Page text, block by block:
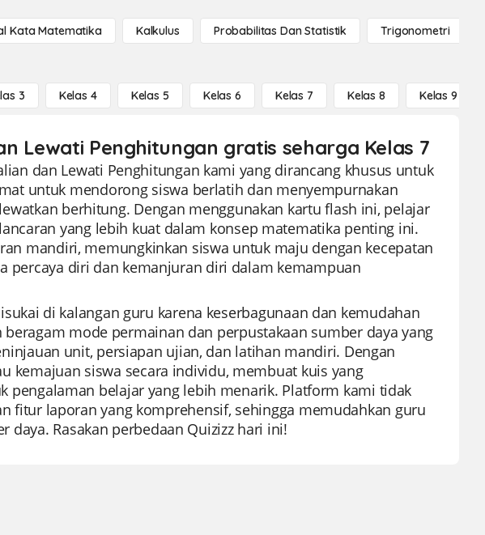
Kata Matematika Kalkulus Probabilitas Dan Statistik Trigonometri
3 Kelas 4 Kelas 5 Kelas 6 Kelas 7 Kelas 8 Kelas 9
Lewati Penghitungan gratis seharga Kelas 7
dan Lewati Penghitungan kami yang dirancang khusus untuk
untuk mendorong siswa berlatih dan menyempurnakan
berhitung. Dengan menggunakan kartu flash ini, pelajar
yang lebih kuat dalam konsep matematika penting ini.
mandiri, memungkinkan siswa untuk maju dengan kecepatan
percaya diri dan kemanjuran diri dalam kemampuan
di kalangan guru karena keserbagunaan dan kemudahan
mode permainan dan perpustakaan sumber daya yang
unit, persiapan ujian, dan latihan mandiri. Dengan
kemajuan siswa secara individu, membuat kuis yang
pengalaman belajar yang lebih menarik. Platform kami tidak
fitur laporan yang komprehensif, sehingga memudahkan guru
Rasakan perbedaan Quizizz hari ini!